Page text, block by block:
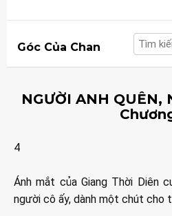
Góc Của Chan
NGƯỜI ANH QUÊN,
4
Ánh mắt của Giang Thời Diên
người cô ấy, dành một chút cho